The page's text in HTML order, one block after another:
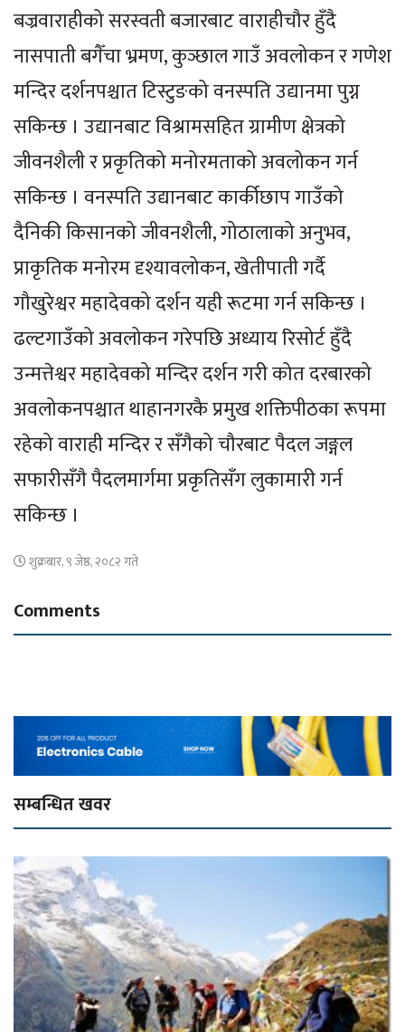
बज्रवाराहीको सरस्वती बजारबाट वाराहीचौर हुँदै
नासपाती बगैँचा भ्रमण, कुञ्छाल गाउँ अवलोकन र गणेश
मन्दिर दर्शनपश्चात टिस्टुङको वनस्पति उद्यानमा पुग्न
सकिन्छ । उद्यानबाट विश्रामसहित ग्रामीण क्षेत्रको
जीवनशैली र प्रकृतिको मनोरमताको अवलोकन गर्न
सकिन्छ । वनस्पति उद्यानबाट कार्कीछाप गाउँको
दैनिकी किसानको जीवनशैली, गोठालाको अनुभव,
प्राकृतिक मनोरम दृश्यावलोकन, खेतीपाती गर्दै
गौखुरेश्वर महादेवको दर्शन यही रूटमा गर्न सकिन्छ ।
ढल्टगाउँको अवलोकन गरेपछि अध्याय रिसोर्ट हुँदै
उन्मत्तेश्वर महादेवको मन्दिर दर्शन गरी कोत दरबारको
अवलोकनपश्चात थाहानगरकै प्रमुख शक्तिपीठका रूपमा
रहेको वाराही मन्दिर र सँगैको चौरबाट पैदल जङ्गल
सफारीसँगै पैदलमार्गमा प्रकृतिसँग लुकामारी गर्न
सकिन्छ ।
शुक्रबार, ९ जेष्ठ, २०८२ गते
Comments
सम्बन्धित खवर